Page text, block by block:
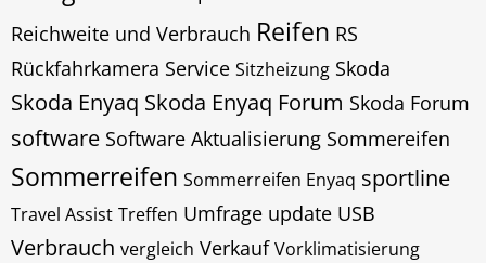
Reichweite und Verbrauch Reifen RS
Rückfahrkamera Service Sitzheizung Skoda
Skoda Enyaq Skoda Enyaq Forum Skoda Forum
software Software Aktualisierung Sommereifen
Sommerreifen Sommerreifen Enyaq sportline
Travel Assist Treffen Umfrage update USB
Verbrauch vergleich Verkauf Vorklimatisierung